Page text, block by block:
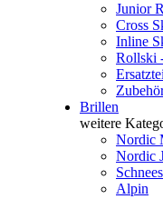
Junior
Cross
Inline
Rollski
Brillen
weitere
Nordic
Nordic
Alpin